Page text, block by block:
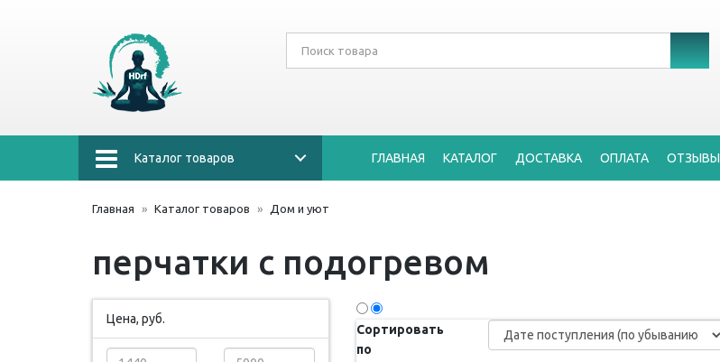
Каталог товаров ГЛАВНАЯ КАТАЛОГ ДОСТАВКА ОПЛАТА ОТЗЫВЫ
Главная Каталог товаров Дом и уют
перчатки с подогревом
Цена, руб.
Сортировать
по